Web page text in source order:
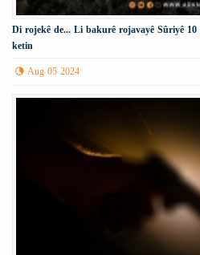
Di rojekê de... Li bakurê rojavayê Sûriyê
ketin
Aug 05 2024